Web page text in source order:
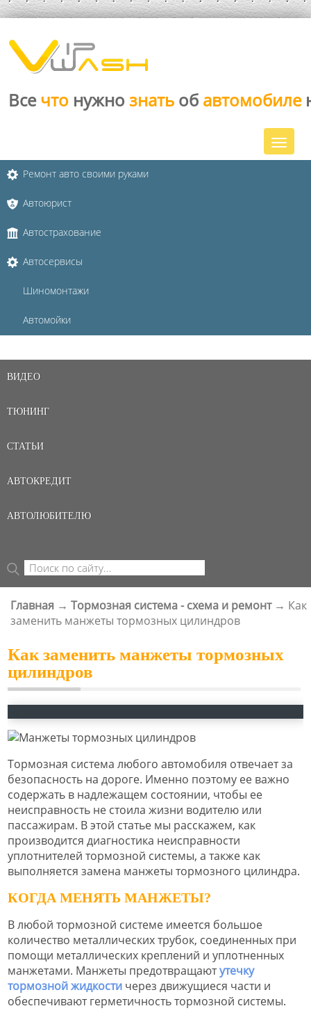
Все что нужно знать об автомобиле
Ремонт авто своими руками
Автоюрист
Автострахование
Автосервисы
Шиномонтажи
Автомойки
ВИДЕО
ТЮНИНГ
СТАТЬИ
АВТОКРЕДИТ
АВТОЛЮБИТЕЛЮ
ФОРМА ПОИСКА
Поиск
ВЫ ЗДЕСЬ
Главная → Тормозная система - схема и ремонт → Как
заменить манжеты тормозных цилиндров
Как заменить манжеты тормозных
цилиндров
Тормозная система любого автомобиля отвечает за
безопасность на дороге. Именно поэтому ее важно
содержать в надлежащем состоянии, чтобы ее
неисправность не стоила жизни водителю или
пассажирам. В этой статье мы расскажем, как
производится диагностика неисправности
уплотнителей тормозной системы, а также как
выполняется замена манжеты тормозного цилиндра.
КОГДА МЕНЯТЬ МАНЖЕТЫ?
В любой тормозной системе имеется большое
количество металлических трубок, соединенных при
помощи металлических креплений и уплотненных
манжетами. Манжеты предотвращаютутечку
тормозной жидкости через движущиеся части и
обеспечивают герметичность тормозной системы.